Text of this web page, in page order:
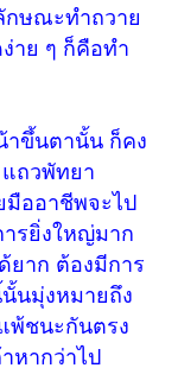
กษณะทำถวาย
าย ๆ ก็คือทำ
าขึ้นตานั้น ก็คง
แถวพัทยา
มืออาชีพจะไป
รยิ่งใหญ่มาก
ยาก ต้องมีการ
นมุ่งหมายถึง
พ้ชนะกันตรง
หากว่าไป